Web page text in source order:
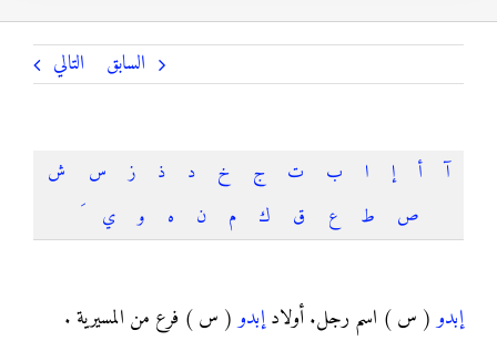
السابق التالي
آ أ إ ا ب ت ج خ د ذ ز س
ش
ص
ط ع ق ك م ن ه و ي
إبدو( س ) اسم رجل. أولادإبدو( س ) فرع من المسيرية .